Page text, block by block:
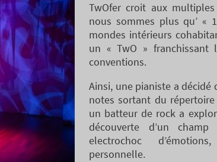
TwOfer croit aux
nous sommes plus qu’ «
mondes intérieurs
un « TwO »
conventions.
Ainsi, une pianiste a décidé
notes sortant du
un batteur de rock a
découverte d’un
electrochoc
personnelle.